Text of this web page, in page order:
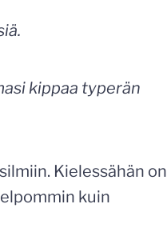
kippaa typerän
Kielessähän on
kuin